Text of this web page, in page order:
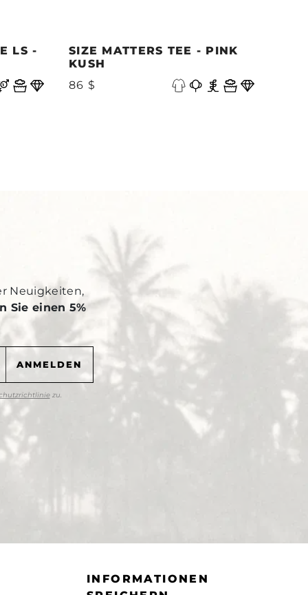
LS -
SIZE MATTERS TEE - PINK
KUSH
86 $
Neuigkeiten,
Sie einen 5%
zu.
INFORMATIONEN